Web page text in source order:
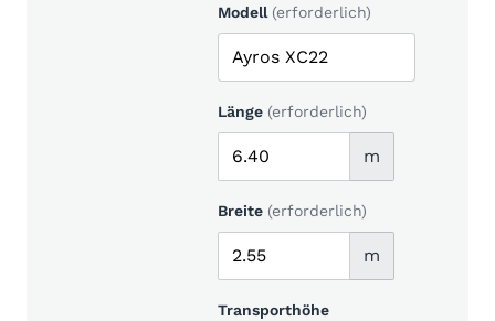
Modell (erforderlich)
Länge (erforderlich)
m
Breite (erforderlich)
m
Transporthöhe